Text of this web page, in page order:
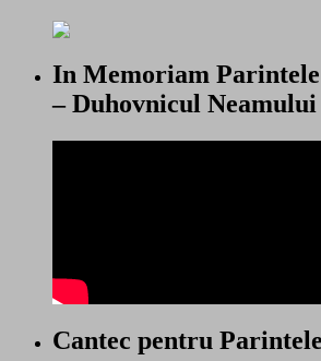
In Memoriam
– Duhovnicul Neamului
Cantec pentru Parintele